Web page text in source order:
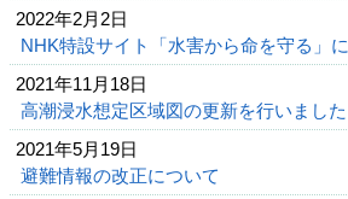
2022年2月2日
NHK特設サイト「水害から命を守る」
2021年11月18日
高潮浸水想定区域図の更新を行いました
2021年5月19日
避難情報の改正について